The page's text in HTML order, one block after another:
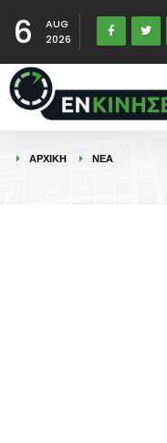
6
AUG
2026
ΑΡΧΙΚΉ ΝΕΑ